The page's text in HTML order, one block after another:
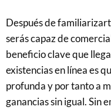
Después de
serás capaz de
beneficio clave que
existencias en línea es
profunda y por tanto a
ganancias sin igual. Sin